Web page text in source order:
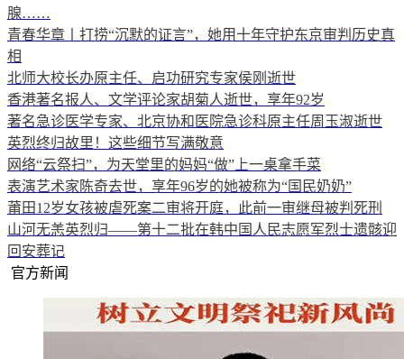
腺……
青春华章丨打捞“沉默的证言”，她用十年守护东京审判历史真
相
北师大校长办原主任、启功研究专家侯刚逝世
香港著名报人、文学评论家胡菊人逝世，享年92岁
著名急诊医学专家、北京协和医院急诊科原主任周玉淑逝世
英烈终归故里！这些细节写满敬意
网络“云祭扫”，为天堂里的妈妈“做”上一桌拿手菜
表演艺术家陈奇去世，享年96岁的她被称为“国民奶奶”
莆田12岁女孩被虐死案二审将开庭，此前一审继母被判死刑
山河无恙英烈归——第十二批在韩中国人民志愿军烈士遗骸迎
回安葬记
官方新闻